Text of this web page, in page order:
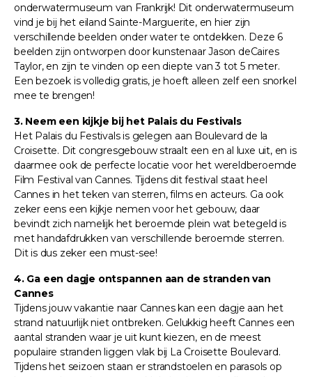
onderwatermuseum van Frankrijk! Dit onderwatermuseum
vind je bij het eiland Sainte-Marguerite, en hier zijn
verschillende beelden onder water te ontdekken. Deze 6
beelden zijn ontworpen door kunstenaar Jason deCaires
Taylor, en zijn te vinden op een diepte van 3 tot 5 meter.
Een bezoek is volledig gratis, je hoeft alleen zelf een snorkel
mee te brengen!
3. Neem een kijkje bij het Palais du Festivals
Het Palais du Festivals is gelegen aan Boulevard de la
Croisette. Dit congresgebouw straalt een en al luxe uit, en is
daarmee ook de perfecte locatie voor het wereldberoemde
Film Festival van Cannes. Tijdens dit festival staat heel
Cannes in het teken van sterren, films en acteurs. Ga ook
zeker eens een kijkje nemen voor het gebouw, daar
bevindt zich namelijk het beroemde plein wat betegeld is
met handafdrukken van verschillende beroemde sterren.
Dit is dus zeker een must-see!
4. Ga een dagje ontspannen aan de stranden van
Cannes
Tijdens jouw vakantie naar Cannes kan een dagje aan het
strand natuurlijk niet ontbreken. Gelukkig heeft Cannes een
aantal stranden waar je uit kunt kiezen, en de meest
populaire stranden liggen vlak bij La Croisette Boulevard.
Tijdens het seizoen staan er strandstoelen en parasols op